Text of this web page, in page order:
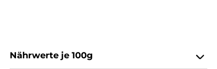
Nährwerte je 100g